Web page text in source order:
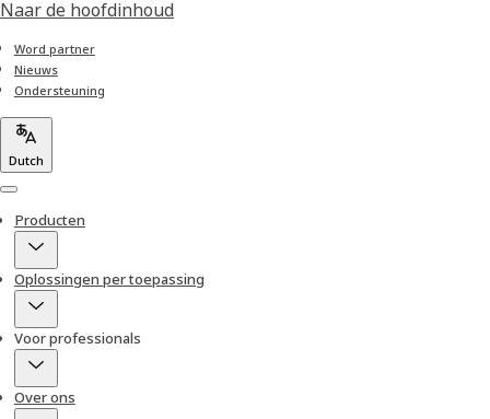
Naar de hoofdinhoud
Word partner
Nieuws
Ondersteuning
Dutch
Menu
Producten
Oplossingen per toepassing
Voor professionals
Over ons